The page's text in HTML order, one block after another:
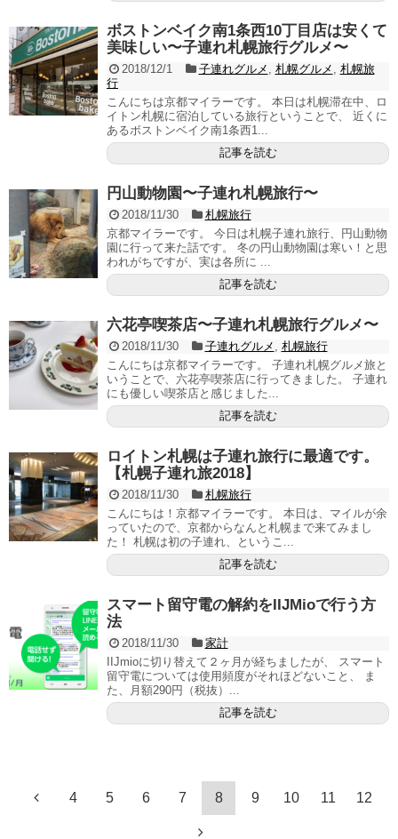
ボストンベイク南1条西10丁目店は安くて
美味しい〜子連れ札幌旅行グルメ〜
2018/12/1 子連れグルメ , 札幌グルメ , 札幌旅
行
こんにちは京都マイラーです。 本日は札幌滞在中、ロ
イトン札幌に宿泊している旅行ということで、 近くに
あるボストンベイク南1条西1...
記事を読む
円山動物園〜子連れ札幌旅行〜
2018/11/30
札幌旅行
京都マイラーです。 今日は札幌子連れ旅行、円山動物
園に行って来た話です。 冬の円山動物園は寒い！と思
われがちですが、実は各所に ...
記事を読む
六花亭喫茶店〜子連れ札幌旅行グルメ〜
2018/11/30 子連れグルメ , 札幌旅行
こんにちは京都マイラーです。 子連れ札幌グルメ旅と
いうことで、六花亭喫茶店に行ってきました。 子連れ
にも優しい喫茶店と感じました...
記事を読む
ロイトン札幌は子連れ旅行に最適です。
【札幌子連れ旅2018】
2018/11/30
札幌旅行
こんにちは！京都マイラーです。 本日は、マイルが余
っていたので、京都からなんと札幌まで来てみまし
た！ 札幌は初の子連れ、というこ...
記事を読む
スマート留守電の解約をIIJMioで行う方
法
2018/11/30
家計
IIJmioに切り替えて２ヶ月が経ちましたが、 スマート
留守電については使用頻度がそれほどないこと、 ま
た、月額290円（税抜）...
記事を読む
4 5 6 7 8 9 10 11 12